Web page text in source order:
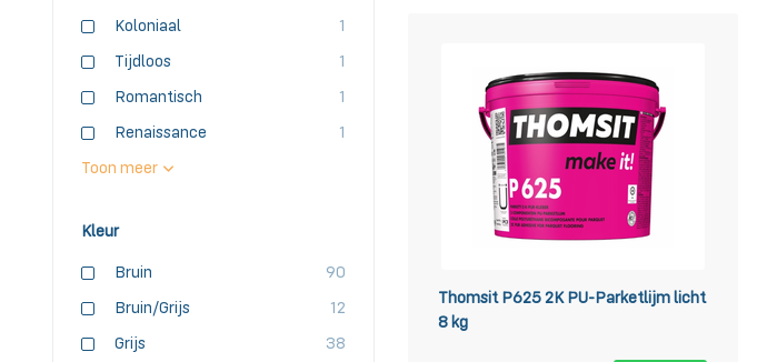
Koloniaal 1
Tijdloos 1
Romantisch 1
Renaissance 1
Toon meer
Kleur
Bruin 90
Bruin/Grijs 12
Grijs 38
Thomsit P625 2K PU-Parketlijm licht
8 kg